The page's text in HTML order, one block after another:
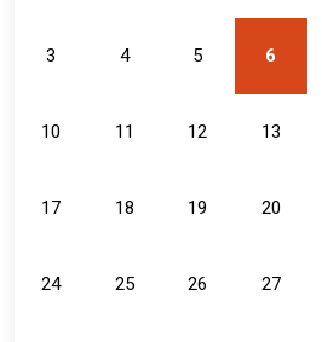
3 4 5 6
10 11 12 13
17 18 19 20
24 25 26 27